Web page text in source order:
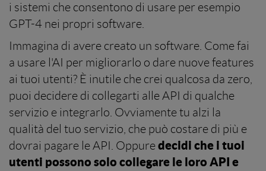
i sistemi che consentono di usare per esempio
GPT-4 nei propri software.
Immagina di avere creato un software. Come fai
a usare l'AI per migliorarlo o dare nuove features
ai tuoi utenti? È inutile che crei qualcosa da zero,
puoi decidere di collegarti alle API di qualche
servizio e integrarlo. Ovviamente tu alzi la
qualità del tuo servizio, che può costare di più e
dovrai pagare le API. Oppuredecidi che i tuoi
utenti possono solo collegare le loro API e